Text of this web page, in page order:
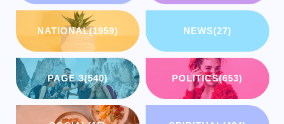
NATIONAL(1959) NEWS(27)
PAGE 3(540) POLITICS(653)